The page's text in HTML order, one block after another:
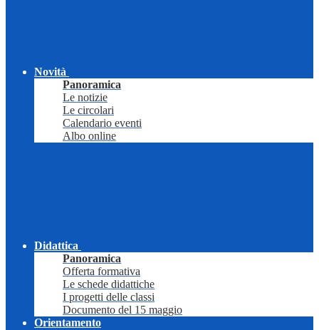
Novità
Panoramica
Le notizie
Le circolari
Calendario eventi
Albo online
Didattica
Panoramica
Offerta formativa
Le schede didattiche
I progetti delle classi
Documento del 15 maggio
Orientamento